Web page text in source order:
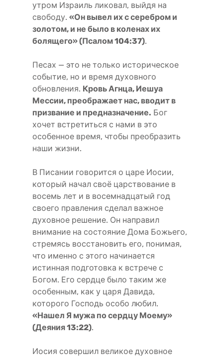
утром Израиль ликовал, выйдя на
свободу. «Он вывел их с серебром и
золотом, и не было в коленах их
болящего» (Псалом 104:37).
Песах — это не только историческое
событие, но и время духовного
обновления. Кровь Агнца, Иешуа
Мессии, преображает нас, вводит в
призвание и предназначение. Бог
хочет встретиться с нами в это
особенное время, чтобы преобразить
наши жизни.
В Писании говорится о царе Иосии,
который начал своё царствование в
восемь лет и в восемнадцатый год
своего правления сделал важное
духовное решение. Он направил
внимание на состояние Дома Божьего,
стремясь восстановить его, понимая,
что именно с этого начинается
истинная подготовка к встрече с
Богом. Его сердце было таким же
особенным, как у царя Давида,
которого Господь особо любил.
«Нашел Я мужа по сердцу Моему»
(Деяния 13:22).
Иосия совершил великое духовное